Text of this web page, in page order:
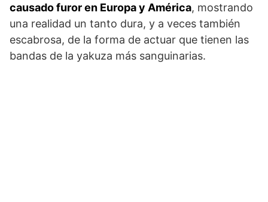
causado furor en Europa y América, mostrando
una realidad un tanto dura, y a veces también
escabrosa, de la forma de actuar que tienen las
bandas de la yakuza más sanguinarias.